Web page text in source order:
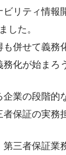
リティ情報
した。
併せて義務
化が始まろ
業の段階的
保証の実務
三者保証業